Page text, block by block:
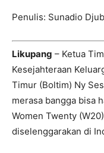
Penulis: Sunadio
Likupang – Ketua
Kesejahteraan
Timur (Boltim) Ny
merasa bangga bisa
Women Twenty
diselenggarakan di